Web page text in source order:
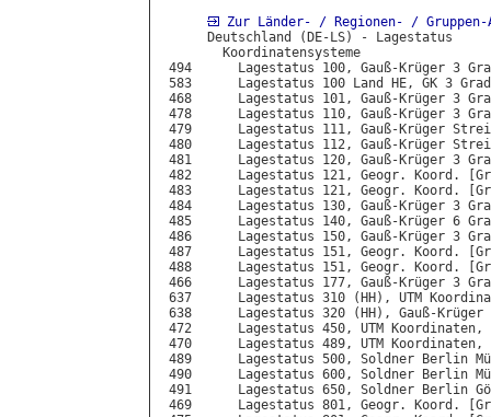
Zur Länder- / Regionen- / Gruppen-
      Deutschland (DE-LS) - Lagestatus
        Koordinatensysteme
494      Lagestatus 100, Gauß-Krüger 3
583      Lagestatus 100 Land HE, GK 3
468      Lagestatus 101, Gauß-Krüger 3
478      Lagestatus 110, Gauß-Krüger 3
479      Lagestatus 111, Gauß-Krüger
480      Lagestatus 112, Gauß-Krüger
481      Lagestatus 120, Gauß-Krüger 3
482      Lagestatus 121, Geogr. Koord.
483      Lagestatus 121, Geogr. Koord.
484      Lagestatus 130, Gauß-Krüger 3
485      Lagestatus 140, Gauß-Krüger 6
486      Lagestatus 150, Gauß-Krüger 3
487      Lagestatus 151, Geogr. Koord.
488      Lagestatus 151, Geogr. Koord.
466      Lagestatus 177, Gauß-Krüger 3
637      Lagestatus 310 (HH), UTM
638      Lagestatus 320 (HH), Gauß-Krüger
472      Lagestatus 450, UTM Koordinaten,
470      Lagestatus 489, UTM Koordinaten,
489      Lagestatus 500, Soldner Berlin
490      Lagestatus 600, Soldner Berlin
491      Lagestatus 650, Soldner Berlin
469      Lagestatus 801, Geogr. Koord.